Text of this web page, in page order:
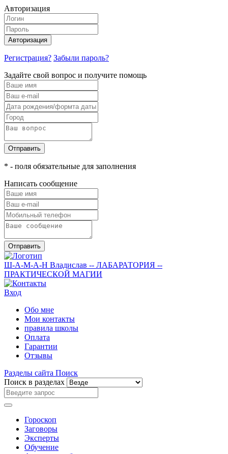
Авторизация
Авторизация
Регистрация? Забыли пароль?
Задайте свой вопрос и получите помощь
Отправить
* - поля обязательные для заполнения
Написать сообщение
Отправить
Ш-А-М-А-Н Владислав -- ЛАБАРАТОРИЯ --
ПРАКТИЧЕСКОЙ МАГИИ
Вход
Обо мне
Мои контакты
правила школы
Оплата
Гарантии
Отзывы
Разделы сайта Поиск
Поиск в разделах
Гороскоп
Заговоры
Эксперты
Обучение